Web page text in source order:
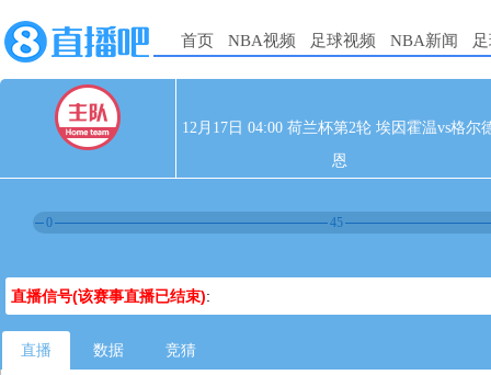
首页 NBA视频 足球视频 NBA新闻
12月17日 04:00 荷兰杯第2轮 埃因霍温vs格尔
恩
0 45
直播信号(该赛事直播已结束):
直播 数据 竞猜